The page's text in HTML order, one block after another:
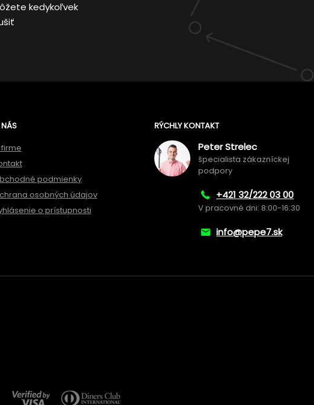
kedykoľvek
podmienky
osobných údajov
o prístupnosti
RÝCHLY KONTAKT
Peter Strelec
špecialista zákazníckej
podpory
+421 32/222 03 00
V pracovné dni: 8:00-16:30
info@pepe7.sk